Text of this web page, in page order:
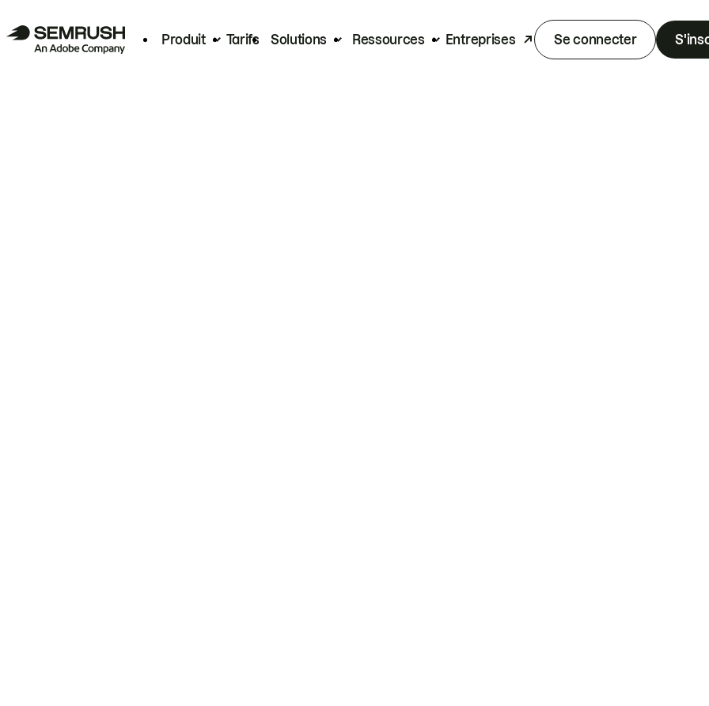
Produit Tarifs Solutions Ressources Entreprises Se connecter